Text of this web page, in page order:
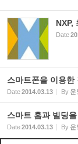
NXP,
Date
스마트폰을 이용한
Date2014.03.13 By 운
스마트 홈과 빌딩
Date2014.03.13 By 운